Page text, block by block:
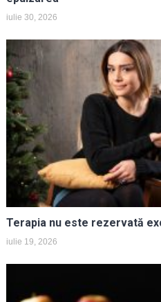
iulie 30, 2026
Terapia nu este rezervată
iulie 19, 2026